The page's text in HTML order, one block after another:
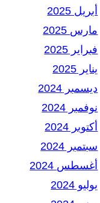
أبريل 2025
مارس 2025
فبراير 2025
يناير 2025
ديسمبر 2024
نوفمبر 2024
أكتوبر 2024
سبتمبر 2024
أغسطس 2024
يوليو 2024